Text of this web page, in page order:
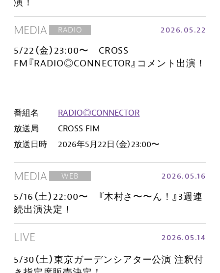
MEDIA RADIO 2026.05.22
5/22（金）23:00〜 CROSS
FM『RADIO◎CONNECTOR』コメント出演！
番組名
RADIO◎CONNECTOR
放送局
CROSS FIM
放送日時
2026年5月22日（金）23:00〜
MEDIA WEB 2026.05.16
5/16（土）22:00〜 『木村さ〜〜ん！』3週連
続出演決定！
LIVE 2026.05.14
5/30（土）東京ガーデンシアター公演 注釈付